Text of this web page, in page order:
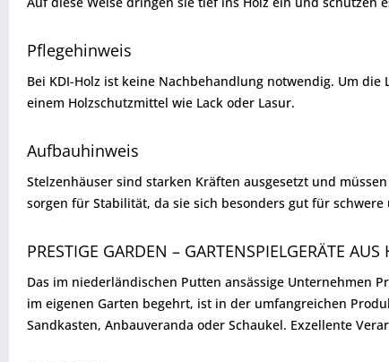
Pflegehinweis
Bei KDI-Holz ist keine Nachbehandlung notwendig. Um
einem Holzschutzmittel wie Lack oder Lasur.
Aufbauhinweis
Stelzenhäuser sind starken Kräften ausgesetzt und
sorgen für Stabilität, da sie sich besonders gut für
PRESTIGE GARDEN – GARTENSPIELGERÄTE AUS
Das im niederländischen Putten ansässige Unternehmen
im eigenen Garten begehrt, ist in der umfangreichen
Sandkasten, Anbauveranda oder Schaukel. Exzellente